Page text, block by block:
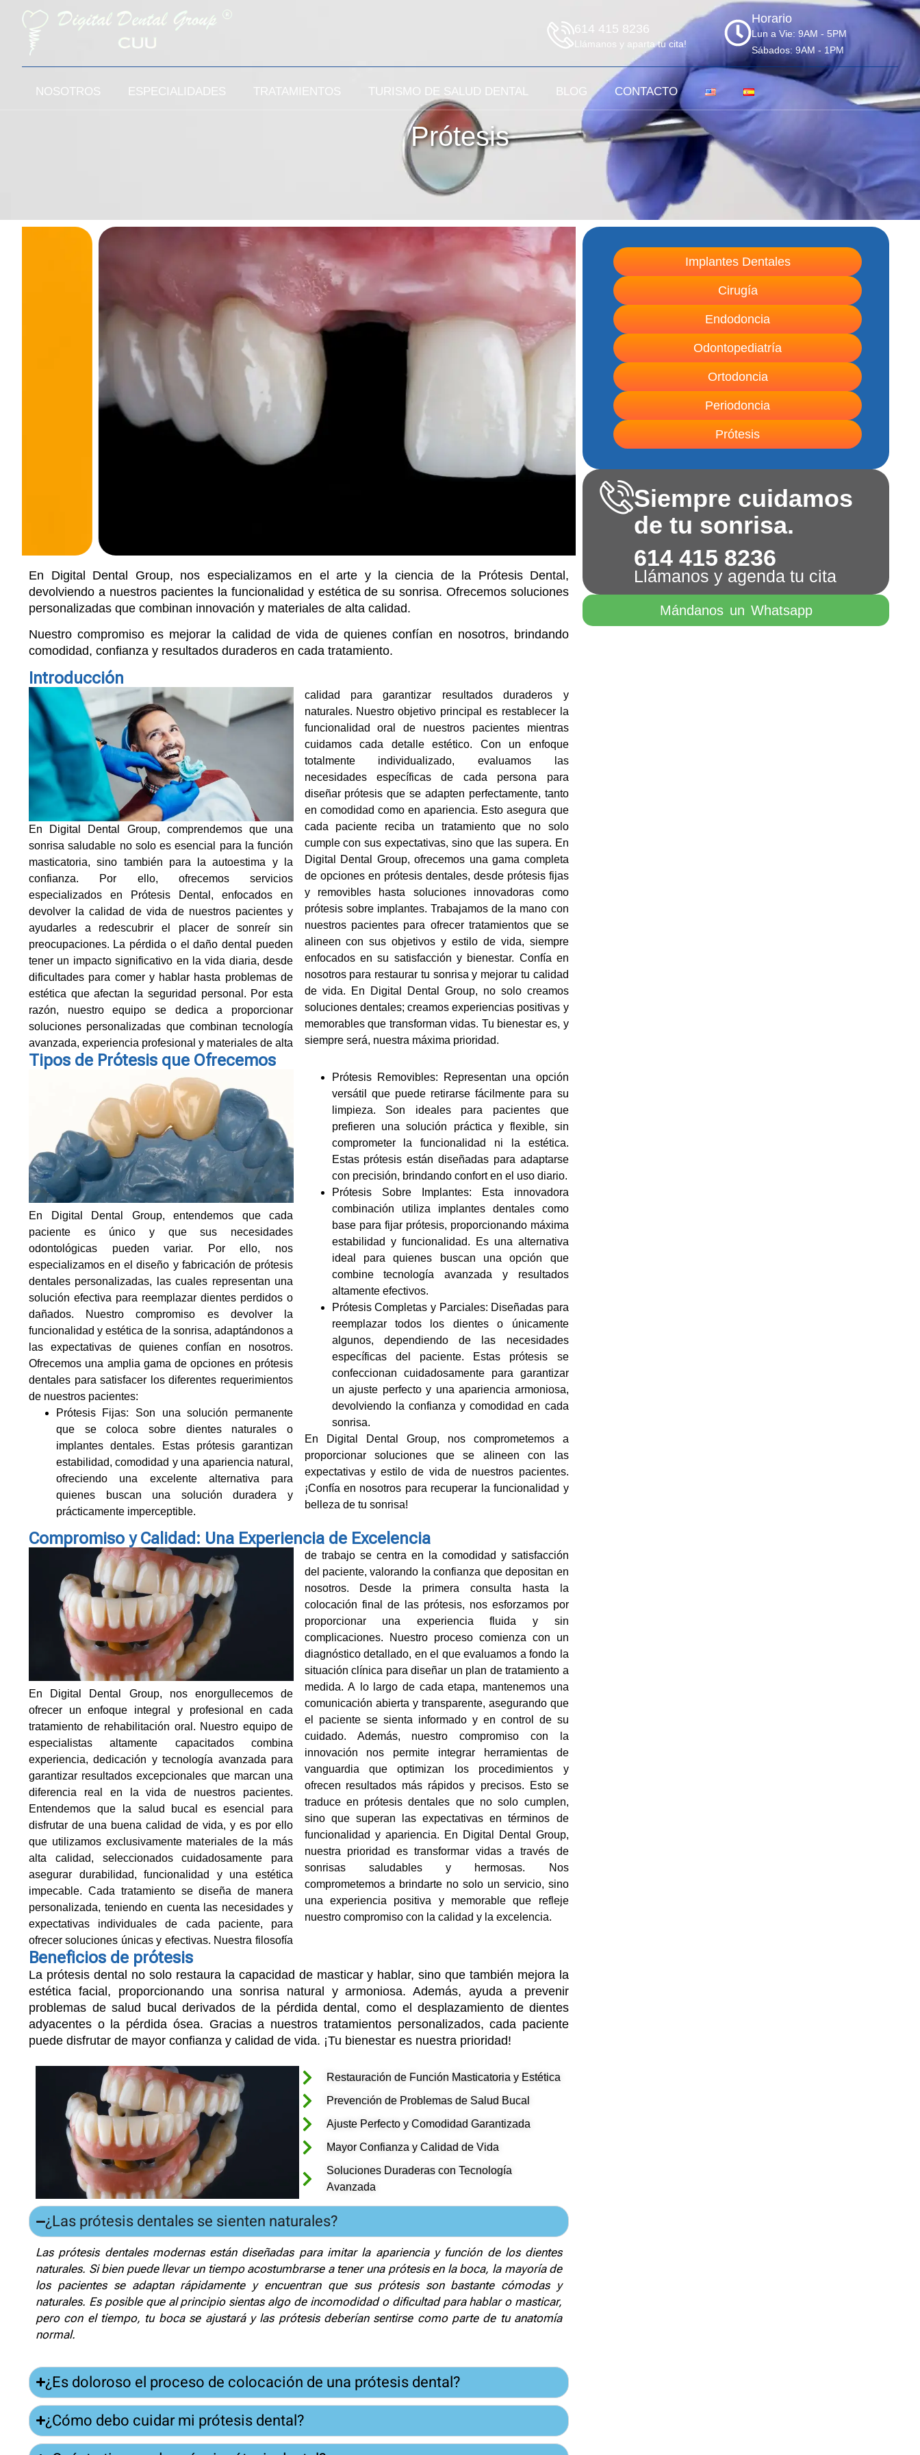
614 415 8236
Llámanos y aparta tu cita!
Horario
Lun a Vie: 9AM - 5PM
Sábados: 9AM - 1PM
NOSOTROS ESPECIALIDADES TRATAMIENTOS TURISMO DE SALUD DENTAL BLOG CONTACTO
Prótesis
En Digital Dental Group, nos especializamos en el arte y la ciencia de la Prótesis Dental,
devolviendo a nuestros pacientes la funcionalidad y estética de su sonrisa. Ofrecemos soluciones
personalizadas que combinan innovación y materiales de alta calidad.
Nuestro compromiso es mejorar la calidad de vida de quienes confían en nosotros, brindando
comodidad, confianza y resultados duraderos en cada tratamiento.
Introducción
En Digital Dental Group, comprendemos que una
sonrisa saludable no solo es esencial para la función
masticatoria, sino también para la autoestima y la
confianza. Por ello, ofrecemos servicios
especializados en Prótesis Dental, enfocados en
devolver la calidad de vida de nuestros pacientes y
ayudarles a redescubrir el placer de sonreír sin
preocupaciones. La pérdida o el daño dental pueden
tener un impacto significativo en la vida diaria, desde
dificultades para comer y hablar hasta problemas de
estética que afectan la seguridad personal. Por esta
razón, nuestro equipo se dedica a proporcionar
soluciones personalizadas que combinan tecnología
avanzada, experiencia profesional y materiales de alta
calidad para garantizar resultados duraderos y
naturales. Nuestro objetivo principal es restablecer la
funcionalidad oral de nuestros pacientes mientras
cuidamos cada detalle estético. Con un enfoque
totalmente individualizado, evaluamos las
necesidades específicas de cada persona para
diseñar prótesis que se adapten perfectamente, tanto
en comodidad como en apariencia. Esto asegura que
cada paciente reciba un tratamiento que no solo
cumple con sus expectativas, sino que las supera. En
Digital Dental Group, ofrecemos una gama completa
de opciones en prótesis dentales, desde prótesis fijas
y removibles hasta soluciones innovadoras como
prótesis sobre implantes. Trabajamos de la mano con
nuestros pacientes para ofrecer tratamientos que se
alineen con sus objetivos y estilo de vida, siempre
enfocados en su satisfacción y bienestar. Confía en
nosotros para restaurar tu sonrisa y mejorar tu calidad
de vida. En Digital Dental Group, no solo creamos
soluciones dentales; creamos experiencias positivas y
memorables que transforman vidas. Tu bienestar es, y
siempre será, nuestra máxima prioridad.
Tipos de Prótesis que Ofrecemos
En Digital Dental Group, entendemos que cada
paciente es único y que sus necesidades
odontológicas pueden variar. Por ello, nos
especializamos en el diseño y fabricación de prótesis
dentales personalizadas, las cuales representan una
solución efectiva para reemplazar dientes perdidos o
dañados. Nuestro compromiso es devolver la
funcionalidad y estética de la sonrisa, adaptándonos a
las expectativas de quienes confían en nosotros.
Ofrecemos una amplia gama de opciones en prótesis
dentales para satisfacer los diferentes requerimientos
de nuestros pacientes:
Prótesis Fijas: Son una solución permanente
que se coloca sobre dientes naturales o
implantes dentales. Estas prótesis garantizan
estabilidad, comodidad y una apariencia natural,
ofreciendo una excelente alternativa para
quienes buscan una solución duradera y
prácticamente imperceptible.
Prótesis Removibles: Representan una opción
versátil que puede retirarse fácilmente para su
limpieza. Son ideales para pacientes que
prefieren una solución práctica y flexible, sin
comprometer la funcionalidad ni la estética.
Estas prótesis están diseñadas para adaptarse
con precisión, brindando confort en el uso diario.
Prótesis Sobre Implantes: Esta innovadora
combinación utiliza implantes dentales como
base para fijar prótesis, proporcionando máxima
estabilidad y funcionalidad. Es una alternativa
ideal para quienes buscan una opción que
combine tecnología avanzada y resultados
altamente efectivos.
Prótesis Completas y Parciales: Diseñadas para
reemplazar todos los dientes o únicamente
algunos, dependiendo de las necesidades
específicas del paciente. Estas prótesis se
confeccionan cuidadosamente para garantizar
un ajuste perfecto y una apariencia armoniosa,
devolviendo la confianza y comodidad en cada
sonrisa.
En Digital Dental Group, nos comprometemos a
proporcionar soluciones que se alineen con las
expectativas y estilo de vida de nuestros pacientes.
¡Confía en nosotros para recuperar la funcionalidad y
belleza de tu sonrisa!
Compromiso y Calidad: Una Experiencia de Excelencia
En Digital Dental Group, nos enorgullecemos de
ofrecer un enfoque integral y profesional en cada
tratamiento de rehabilitación oral. Nuestro equipo de
especialistas altamente capacitados combina
experiencia, dedicación y tecnología avanzada para
garantizar resultados excepcionales que marcan una
diferencia real en la vida de nuestros pacientes.
Entendemos que la salud bucal es esencial para
disfrutar de una buena calidad de vida, y es por ello
que utilizamos exclusivamente materiales de la más
alta calidad, seleccionados cuidadosamente para
asegurar durabilidad, funcionalidad y una estética
impecable. Cada tratamiento se diseña de manera
personalizada, teniendo en cuenta las necesidades y
expectativas individuales de cada paciente, para
ofrecer soluciones únicas y efectivas. Nuestra filosofía
de trabajo se centra en la comodidad y satisfacción
del paciente, valorando la confianza que depositan en
nosotros. Desde la primera consulta hasta la
colocación final de las prótesis, nos esforzamos por
proporcionar una experiencia fluida y sin
complicaciones. Nuestro proceso comienza con un
diagnóstico detallado, en el que evaluamos a fondo la
situación clínica para diseñar un plan de tratamiento a
medida. A lo largo de cada etapa, mantenemos una
comunicación abierta y transparente, asegurando que
el paciente se sienta informado y en control de su
cuidado. Además, nuestro compromiso con la
innovación nos permite integrar herramientas de
vanguardia que optimizan los procedimientos y
ofrecen resultados más rápidos y precisos. Esto se
traduce en prótesis dentales que no solo cumplen,
sino que superan las expectativas en términos de
funcionalidad y apariencia. En Digital Dental Group,
nuestra prioridad es transformar vidas a través de
sonrisas saludables y hermosas. Nos
comprometemos a brindarte no solo un servicio, sino
una experiencia positiva y memorable que refleje
nuestro compromiso con la calidad y la excelencia.
Beneficios de prótesis
La prótesis dental no solo restaura la capacidad de masticar y hablar, sino que también mejora la
estética facial, proporcionando una sonrisa natural y armoniosa. Además, ayuda a prevenir
problemas de salud bucal derivados de la pérdida dental, como el desplazamiento de dientes
adyacentes o la pérdida ósea. Gracias a nuestros tratamientos personalizados, cada paciente
puede disfrutar de mayor confianza y calidad de vida. ¡Tu bienestar es nuestra prioridad!
Restauración de Función Masticatoria y Estética
Prevención de Problemas de Salud Bucal
Ajuste Perfecto y Comodidad Garantizada
Mayor Confianza y Calidad de Vida
Soluciones Duraderas con Tecnología
Avanzada
¿Las prótesis dentales se sienten naturales?
Las prótesis dentales modernas están diseñadas para imitar la apariencia y función de los dientes
naturales. Si bien puede llevar un tiempo acostumbrarse a tener una prótesis en la boca, la mayoría de
los pacientes se adaptan rápidamente y encuentran que sus prótesis son bastante cómodas y
naturales. Es posible que al principio sientas algo de incomodidad o dificultad para hablar o masticar,
pero con el tiempo, tu boca se ajustará y las prótesis deberían sentirse como parte de tu anatomía
normal.
¿Es doloroso el proceso de colocación de una prótesis dental?
¿Cómo debo cuidar mi prótesis dental?
Implantes Dentales
Cirugía
Endodoncia
Odontopediatría
Ortodoncia
Periodoncia
Prótesis
Siempre cuidamos
de tu sonrisa.
614 415 8236
Llámanos y agenda tu cita
Mándanos un Whatsapp